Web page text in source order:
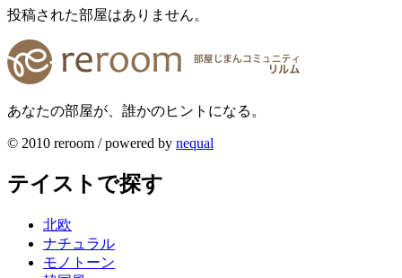
投稿された部屋はありません。
あなたの部屋が、誰かのヒントになる。
© 2010 reroom / powered by nequal
テイストで探す
北欧
ナチュラル
モノトーン